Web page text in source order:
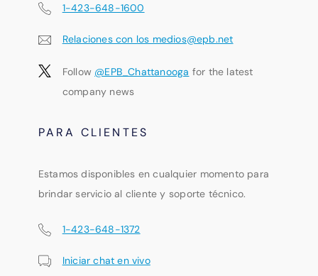
1-423-648-1600
Relaciones con los medios@epb.net
Follow @EPB_Chattanooga for the latest
company news
PARA CLIENTES
Estamos disponibles en cualquier momento para
brindar servicio al cliente y soporte técnico.
1-423-648-1372
Iniciar chat en vivo